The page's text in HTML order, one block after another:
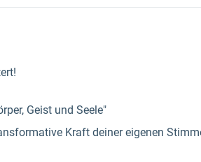
Geist und Seele"
Kraft deiner eigenen